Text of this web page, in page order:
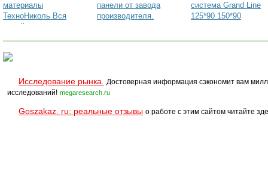
материалы
ТехноНиколь Вся
линейка
панели от завода
производителя.
система Grand Line
125*90 150*90
Исследование рынка.
Достоверная информация сэкономит вам
исследований! megaresearch.ru
Goszakaz. ru: реальные отзывы о работе с этим сайтом читайте